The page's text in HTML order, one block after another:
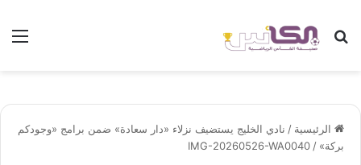
بحث عن
الرئيسية / نادي الخليج يستضيف نزلاء «دار سعادة» ضمن برامج «وجودكم
بركة» /
IMG-20260526-WA0040